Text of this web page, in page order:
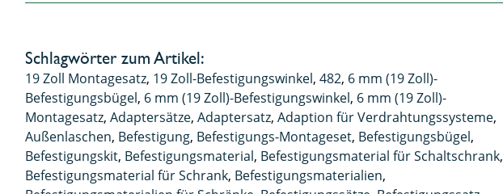
Schlagwörter zum Artikel:
19 Zoll Montagesatz, 19 Zoll-Befestigungswinkel,482, 6 mm (19 Zoll)-
Befestigungsbügel, 6 mm (19 Zoll)-Befestigungswinkel, 6 mm (19 Zoll)-
Montagesatz,Adaptersätze,Adaptersatz,Adaption für Verdrahtungssysteme,
Außenlaschen, Befestigung, Befestigungs-Montageset, Befestigungsbügel,
Befestigungskit, Befestigungsmaterial, Befestigungsmaterial für Schaltschrank,
Befestigungsmaterial für Schrank, Befestigungsmaterialien,